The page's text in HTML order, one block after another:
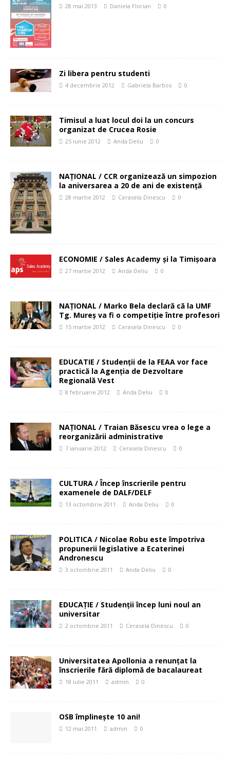
28 mai 2013 Daniela Florian 0
Zi libera pentru studenti
4 decembrie 2012 Gabriela Barbos 0
Timisul a luat locul doi la un concurs
organizat de Crucea Rosie
25 iunie 2012 Anda Deliu 0
NAŢIONAL / CCR organizează un simpozion
la aniversarea a 20 de ani de existenţă
28 martie 2012 Cerasela Dinescu 0
ECONOMIE / Sales Academy şi la Timişoara
27 martie 2012 Anda Deliu 0
NAŢIONAL / Marko Bela declară că la UMF
Tg. Mureş va fi o competiţie între profesori
15 martie 2012 Cerasela Dinescu 0
EDUCATIE / Studenţii de la FEAA vor face
practică la Agenţia de Dezvoltare
Regională Vest
8 februarie 2012 Anda Deliu 0
NAŢIONAL / Traian Băsescu vrea o lege a
reorganizării administrative
7 ianuarie 2012 Cerasela Dinescu 0
CULTURA / Încep înscrierile pentru
examenele de DALF/DELF
13 octombrie 2011 Anda Deliu 0
POLITICA / Nicolae Robu este împotriva
propunerii legislative a Ecaterinei
Andronescu
3 octombrie 2011 Anda Deliu 0
EDUCAŢIE / Studenţii încep luni noul an
universitar
2 octombrie 2011 Cerasela Dinescu 0
Universitatea Apollonia a renunţat la
înscrierile fără diplomă de bacalaureat
18 iulie 2011 admin 0
OSB împlineşte 10 ani!
12 mai 2011 admin 0